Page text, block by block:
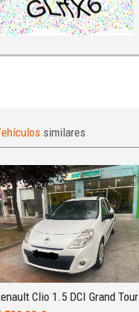
similares
Clio 1.5 DCI Grand Tour